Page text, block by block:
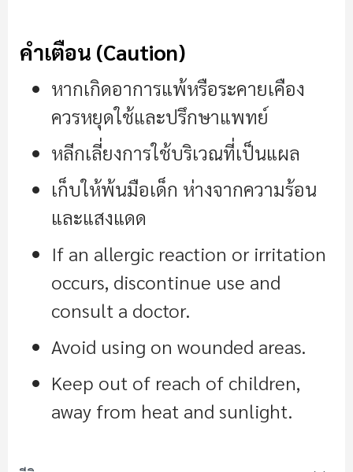
คำเตือน (Caution)
หากเกิดอาการแพ้หรือระคายเคือง
ควรหยุดใช้และปรึกษาแพทย์
หลีกเลี่ยงการใช้บริเวณที่เป็นแผล
เก็บให้พ้นมือเด็ก ห่างจากความร้อน
และแสงแดด
If an allergic reaction or irritation
occurs, discontinue use and
consult a doctor.
Avoid using on wounded areas.
Keep out of reach of children,
away from heat and sunlight.